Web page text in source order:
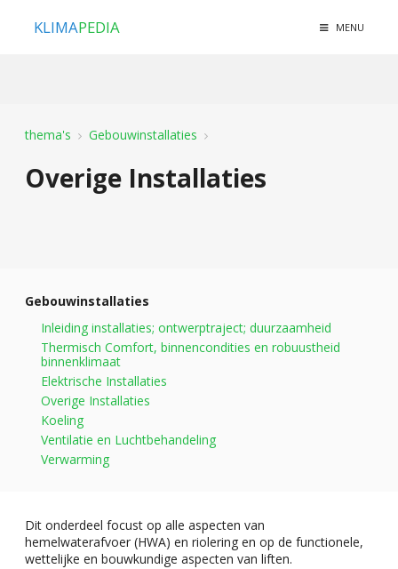
KLIMAPEDIA MENU
thema's Gebouwinstallaties
Overige Installaties
Gebouwinstallaties
Inleiding installaties; ontwerptraject; duurzaamheid
Thermisch Comfort, binnencondities en robuustheid
binnenklimaat
Elektrische Installaties
Overige Installaties
Koeling
Ventilatie en Luchtbehandeling
Verwarming
Dit onderdeel focust op alle aspecten van
hemelwaterafvoer (HWA) en riolering en op de functionele,
wettelijke en bouwkundige aspecten van liften.